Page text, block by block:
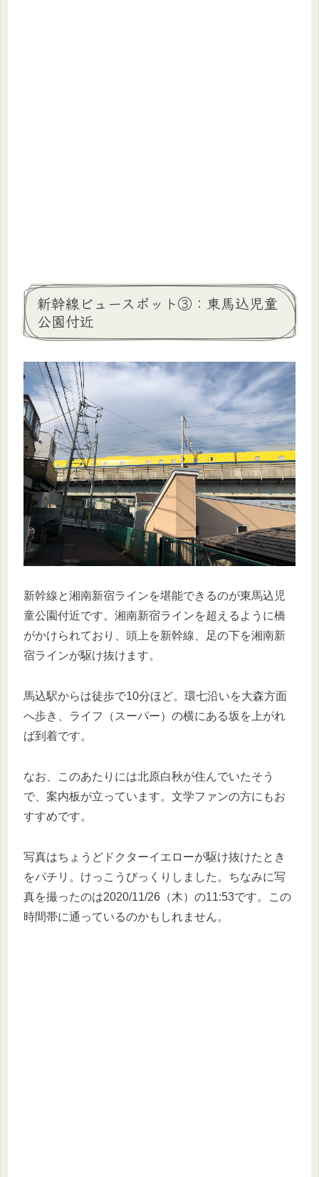
新幹線ビュースポット③：東馬込児童
公園付近
新幹線と湘南新宿ラインを堪能できるのが東馬込児
童公園付近です。湘南新宿ラインを超えるように橋
がかけられており、頭上を新幹線、足の下を湘南新
宿ラインが駆け抜けます。
馬込駅からは徒歩で10分ほど。環七沿いを大森方面
へ歩き、ライフ（スーパー）の横にある坂を上がれ
ば到着です。
なお、このあたりには北原白秋が住んでいたそう
で、案内板が立っています。文学ファンの方にもお
すすめです。
写真はちょうどドクターイエローが駆け抜けたとき
をパチリ。けっこうびっくりしました。ちなみに写
真を撮ったのは2020/11/26（木）の11:53です。この
時間帯に通っているのかもしれません。